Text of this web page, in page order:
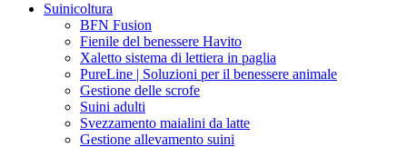
Suinicoltura
BFN Fusion
Fienile del benessere Havito
Xaletto sistema di lettiera in paglia
PureLine | Soluzioni per il benessere animale
Gestione delle scrofe
Suini adulti
Svezzamento maialini da latte
Gestione allevamento suini